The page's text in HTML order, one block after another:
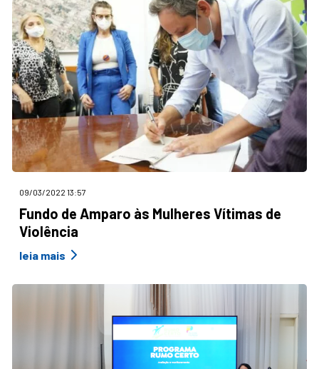
09/03/2022 13:57
Fundo de Amparo às Mulheres Vítimas de
Violência
leia mais